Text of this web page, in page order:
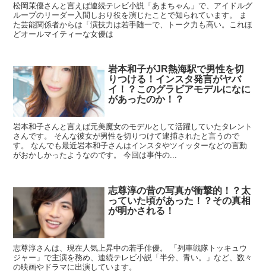
松岡茉優さんと言えば連続テレビ小説「あまちゃん」で、アイドルグ
ループのリーダー入間しおり役を演じたことで知られています。 ま
た芸能関係者からは「演技力は若手随一で、トーク力も高い。これほ
どオールマイティーな女優は
岩本和子がJR熱海駅で男性を切
りつける！インスタ発言がヤバ
イ！？このグラビアモデルになに
があったのか！？
岩本和子さんと言えば元美魔女のモデルとして活躍していたタレント
さんです。 そんな彼女が男性を切りつけて逮捕されたと言うので
す。 なんでも最近岩本和子さんはインスタやツイッターなどの言動
がおかしかったようなのです。 今回は事件の...
志尊淳の昔の写真が衝撃的！？太
っていた頃があった！？その真相
が明かされる！
志尊淳さんは、現在人気上昇中の若手俳優。 「列車戦隊トッキュウ
ジャー」で主演を務め、連続テレビ小説「半分、青い。」など、数々
の映画やドラマに出演しています。